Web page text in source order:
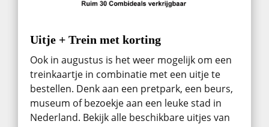
Uitje + Trein met korting
Ook in augustus ​is het weer mogelijk om een
treinkaartje in combinatie met een uitje te
bestellen. Denk aan een pretpark, een beurs,
museum of bezoekje aan een leuke stad in
Nederland. Bekijk alle beschikbare uitjes van